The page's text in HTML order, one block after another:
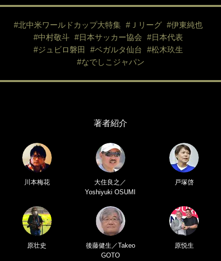
#北中米ワールドカップ大特集 #Ｊリーグ
#伊東純也
#中村敬斗
#日本サッカー協会
#日本代表
#ジュビロ磐田
#ベガルタ仙台
#松木玖生
#なでしこジャパン
著者紹介
川本梅花
大住良之／
Yoshiyuki OSUMI
戸塚啓
原壮史
後藤健生／Takeo
GOTO
原悦生